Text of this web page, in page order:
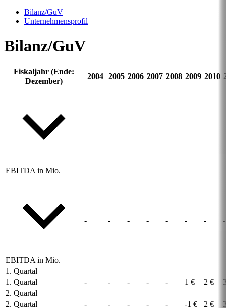
Bilanz/GuV
Unternehmensprofil
Bilanz/GuV
Fiskaljahr (Ende:
Dezember)
2004 2005 2006 2007 2008 2009 2010
EBITDA in Mio.
EBITDA in Mio.
- - - - - - - -
1. Quartal
1. Quartal
- - - - - 1 € 2 €
2. Quartal
2. Quartal
- - - - - -1 € 2 €